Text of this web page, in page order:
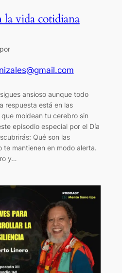
vida cotidiana
ansioso aunque todo
respuesta está en las
moldean tu cerebro sin
episodio especial por el Día
Qué son las
te mantienen en modo alerta.
y…